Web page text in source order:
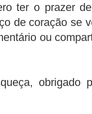
ter o prazer
de coração se
ou
obrigado